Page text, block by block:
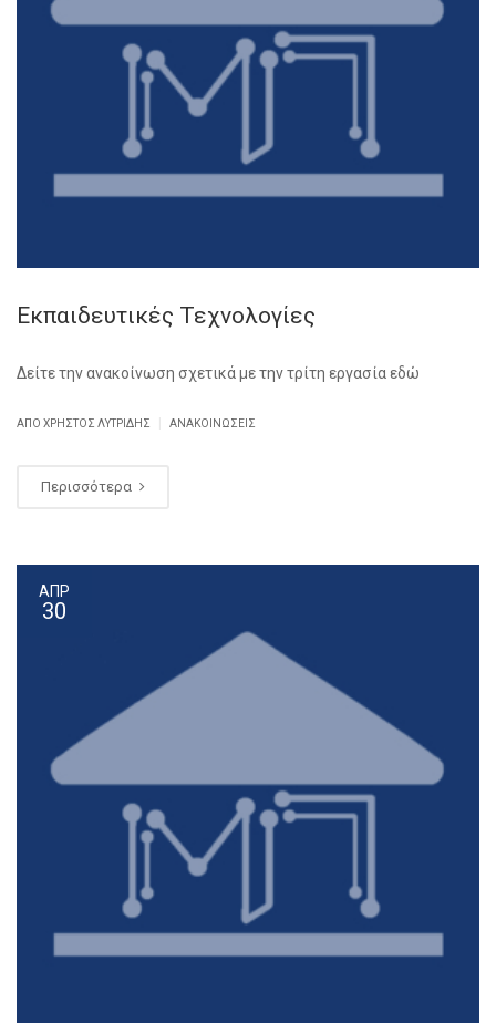
Εκπαιδευτικές Τεχνολογίες
Δείτε την ανακοίνωση σχετικά με την τρίτη εργασία εδώ
ΑΠΌ ΧΡΉΣΤΟΣ ΛΥΤΡΊΔΗΣ ΑΝΑΚΟΙΝΏΣΕΙΣ
Περισσότερα
ΑΠΡ
30